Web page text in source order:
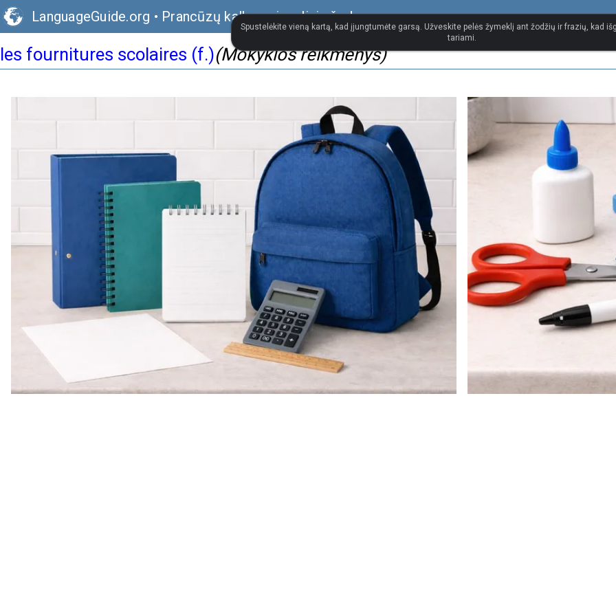
LanguageGuide.org • Prancūzų kalbos vizualinis žodynas
les fournitures scolaires (f.)(Mokyklos reikmenys)
Spustelėkite vieną kartą, kad įjungtumėte garsą. Užveskite pelės žymeklį ant žodžių ir frazių, kad
tariami.